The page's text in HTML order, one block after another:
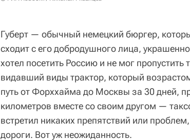
Губерт — обычный немецкий бюргер,
сходит с его добродушного лица,
хотел посетить Россию и не мог
видавший виды трактор, который
путь от Форххайма до Москвы за 30 дней,
километров вместе со своим другом —
встретил никаких препятствий или
дороги. Вот уж неожиданность.